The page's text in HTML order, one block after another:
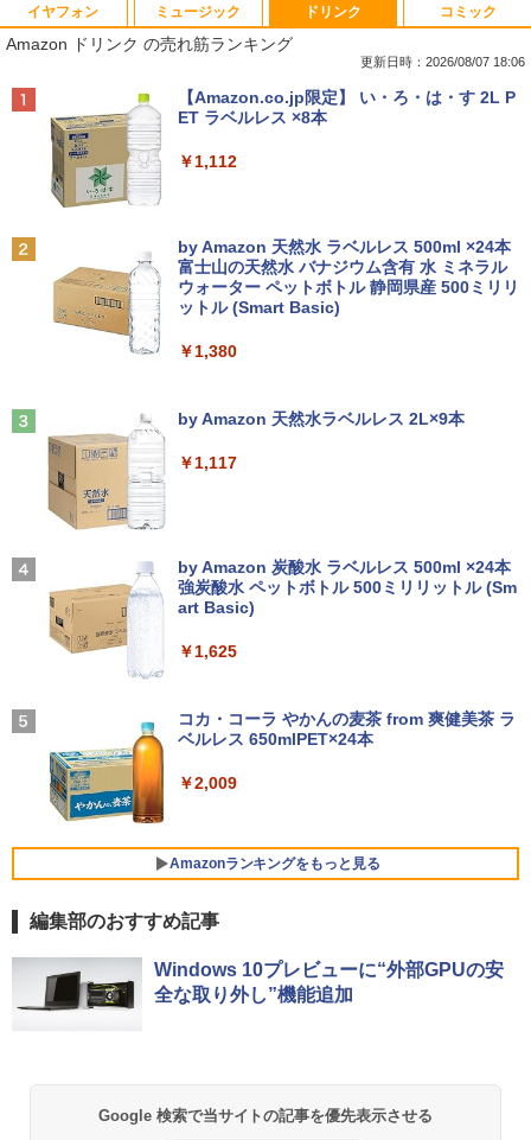
1
Amazon(アマゾン) タブレットPC New F
ire Max 11(2023年発売) グレー B0B2SD
8BVX ［11型 /Wi-Fiモデル /ストレージ：
64GB］ B0B2SD8BVX [振込不可]
￥19,980
Windows11 ノートPC 14インチノート
パソコン 4GB 64GB パソコンOffice搭載
薄型ノートPC インテルCeleron 第11世
代 日本語キーボードデュアル USB3.0 WI
FI Bluetooth テレワーク応援 初心者向
【1500円OFFクーポン】【訳アリ】【W
book G83 中古 PC パソコン ノートPC S
SD1TB メモリ16GB 軽量 薄型 ダイナブ
ック
￥29,800
4
ノートパソコン 14インチ 新品 Windows
モリ 8GB SSD 128GB 256GB 512GB 1
TB Webカメラ WiFi Bluetooth 選べる
￥29,800
超軽量 フルHD｜富士通 U939｜中古ノー
トパソコン Windows11 office付き｜Co
re i5 第8世代｜メモリ 8GB SSD 256GB
中古PC
￥29,800
1
PHILIPS/フィリップス 241V8/11 / 23.8型
ワイド 液晶ディスプレイ FullHD/HDMI
ケーブル標準添付【中古/送料無料】※沖
縄、離島を除く
￥5,500
リップス 23.8型 ワイド HDMI 24インチ
液晶モニター 243V7Q フルHD(1920x10
80) スピーカー搭載 動作良品 中古
【3ケ月保証】
モバイルモニター 15.6インチ InnoView
FHD ポータブルモニター IPS液晶パネル
￥8,980
Type-C HDMIサブモニター スピーカー内
蔵Rasp PI5 /PC/Macなど対応ポータブル
【お買い物マラソ開催中！P最大31.5%還
ニター USB-C IPSパネル スピーカー内蔵
ト調整可 オフィス用PCモニター フレー
ムレス Type-C/HDMIポート 高画質 FHD
フルHD 液晶モニター Minifire MF24X3C
1 なぜ、あの人のがんは消えたのか？
機動警察パトレイバーシバシゲオ×ぴあ
￥1,925
新聞社 ]
￥2,200
]
イヤフォン
Anker Soundcore P40i ブラック
Anker Soundcore P31i ブラック
￥5,990
ラック
￥14,990
レスイヤホン bluetooth イヤホン V12 小型
軽量 ブルートゥースHi-Fi 最大36時間再生 ぶ
るーとゅーす コードレス ENCノイズキャン
付き 防水 タッチ式音量調整 スポーツ/通勤/通
￥1,964
Xiaomi シャオミ REDMI Buds 8 Lite ワイヤ
￥3,480
ミュージック
BRUCE WAYNE feat. Flo Milli, ATL Jacob
[Explicit]
￥250
BRUCE WAYNE feat. Flo Milli, ATL Jacob
[Explicit]
￥250
￥250
￥250
ドリンク
Amazon ドリンク の売れ筋ランキング
更新日時：2026/08/07 18:06
【Amazon.co.jp限定】 い・ろ・は・す 2L P
ET ラベルレス ×8本
￥1,112
by Amazon 天然水 ラベルレス 500ml ×24本
富士山の天然水 バナジウム含有 水 ミネラル
ウォーター ペットボトル 静岡県産 500ミリリ
ットル (Smart Basic)
￥1,380
by Amazon 天然水ラベルレス 2L×9本
￥1,117
by Amazon 炭酸水 ラベルレス 500ml ×24本
強炭酸水 ペットボトル 500ミリリットル (Sm
art Basic)
￥1,625
コカ・コーラ やかんの麦茶 from 爽健美茶 ラ
ベルレス 650mlPET×24本
￥2,009
Amazonランキングをもっと見る
コミック
薬屋のひとりごと 17巻 (デジタル版ビッグガ
ンガンコミックス)
異世界居酒屋「のぶ」(22) (角川コミックス・
編集部のおすすめ記事
Windows 10プレビューに“外部GPUの安
全な取り外し”機能追加
Google 検索で当サイトの記事を優先表示させる